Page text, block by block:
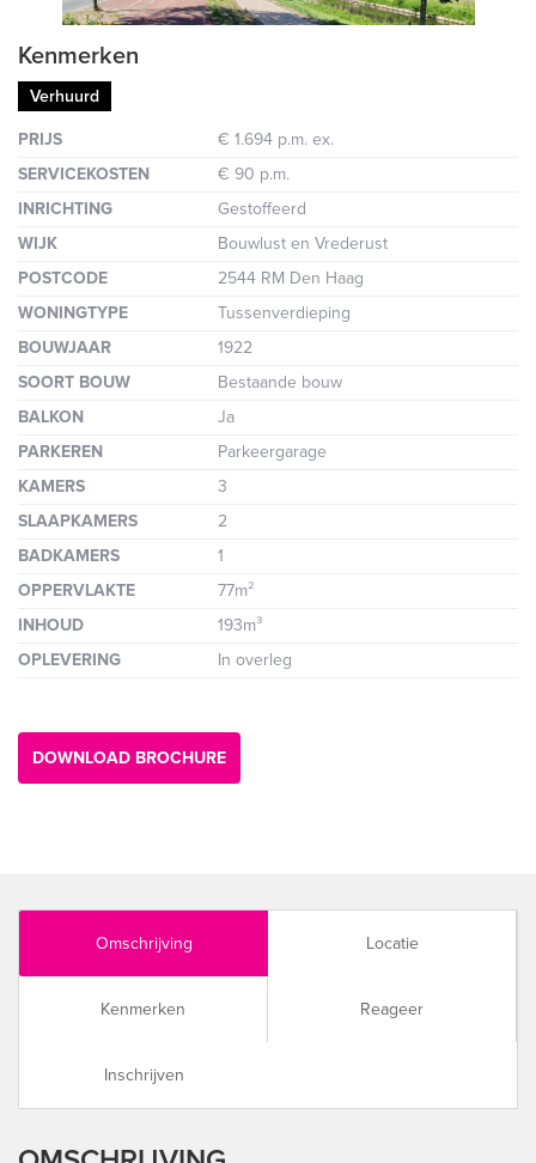
Kenmerken
Verhuurd
PRIJS
€ 1.694 p.m. ex.
SERVICEKOSTEN
€ 90 p.m.
INRICHTING
Gestoffeerd
WIJK
Bouwlust en Vrederust
POSTCODE
2544 RM Den Haag
WONINGTYPE
Tussenverdieping
BOUWJAAR
1922
SOORT BOUW
Bestaande bouw
BALKON
Ja
PARKEREN
Parkeergarage
KAMERS
3
SLAAPKAMERS
2
BADKAMERS
1
OPPERVLAKTE
77m²
INHOUD
193m³
OPLEVERING
In overleg
DOWNLOAD BROCHURE
Omschrijving Locatie
Kenmerken Reageer
Inschrijven